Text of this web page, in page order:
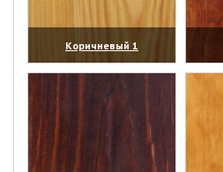
Коричневый 1
(увеличить)